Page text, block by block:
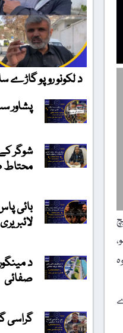
د لکونو روپو گاڑے
پشاور
شوگر
محتاط
بائی
د
صفائی
گراسی